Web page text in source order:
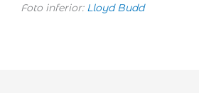
Foto inferior: Lloyd Budd